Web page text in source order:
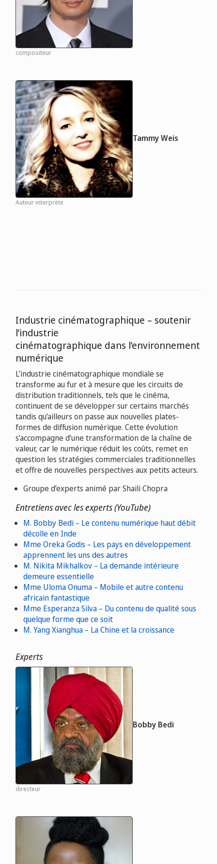
compositeur
Tammy Weis
Auteur-interprète
Industrie cinématographique – soutenir
l’industrie
cinématographique dans l’environnement
numérique
L’industrie cinématographique mondiale se
transforme au fur et à mesure que les circuits de
distribution traditionnels, tels que le cinéma,
continuent de se développer sur certains marchés
tandis qu’ailleurs on passe aux nouvelles plates-
formes de diffusion numérique. Cette évolution
s’accompagne d’une transformation de la chaîne de
valeur, car le numérique réduit les coûts, remet en
question les stratégies commerciales traditionnelles
et offre de nouvelles perspectives aux petits acteurs.
Groupe d’experts animé par Shaili Chopra
Entretiens avec les experts (YouTube)
M. Bobby Bedi – Le contenu numérique haut débit
décolle en Inde
Mme Oreka Godis – Les pays en développement
apprennent les uns des autres
M. Nikita Mikhalkov – La demande intérieure
demeure essentielle
Mme Uloma Onuma – Mobile et autre contenu
africain fantastique
Mme Esperanza Silva – Du contenu de qualité sous
quelque forme que ce soit
M. Yang Xianghua – La Chine et la croissance
Experts
Bobby Bedi
directeur